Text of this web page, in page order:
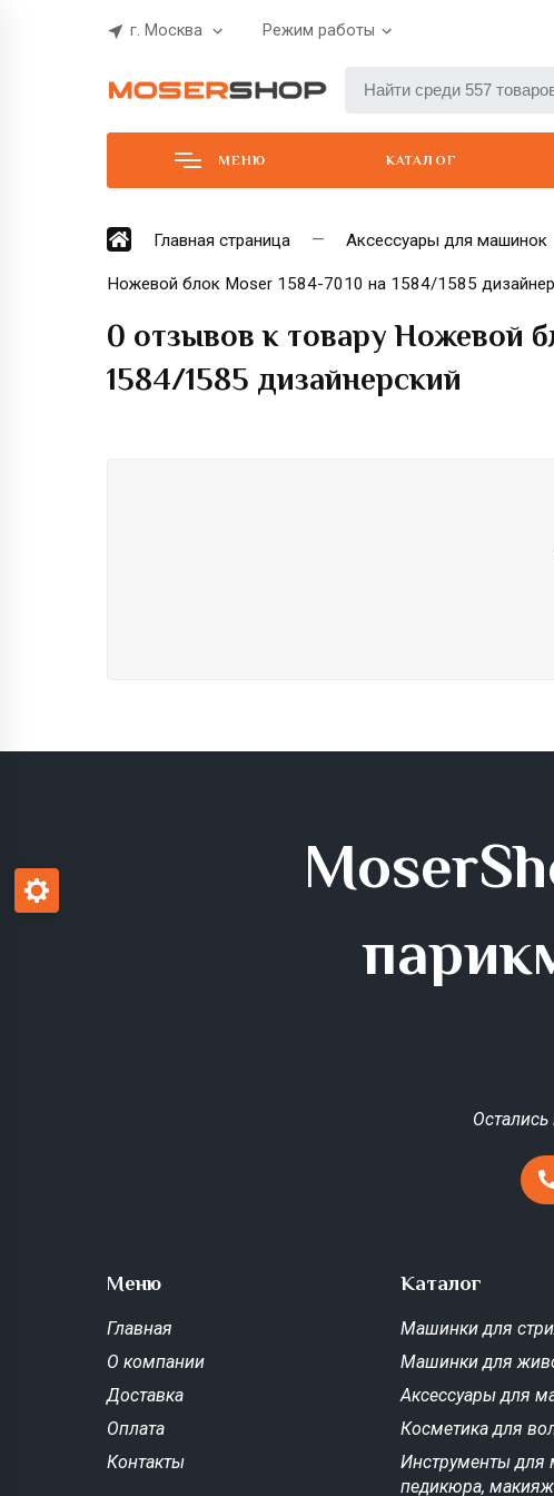
г. Москва Режим работы
МЕНЮ КАТАЛОГ
Главная страница Аксессуары для машинок
Ножевой блок Moser 1584-7010 на 1584/1585
0 отзывов к товару Ножевой
1584/1585 дизайнерский
Меню
Главная
О компании
Доставка
Оплата
Контакты
Каталог
Машинки для
Машинки для
Аксессуары для
Косметика для
Инструменты для
педикюра,